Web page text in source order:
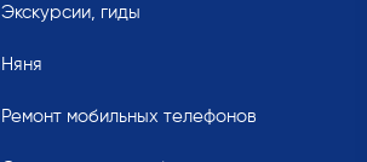
Экскурсии, гиды
Няня
Ремонт мобильных телефонов